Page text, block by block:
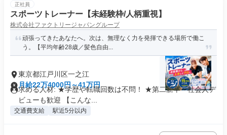
正社員
スポーツトレーナー【未経験枠/人柄重視】
株式会社ファクトリージャパングループ
頑張ってきたあなたへ。次は、無理なく力を発揮できる場所で働こ
う。【平均年齢28歳／髪色自由...
東京都江戸川区一之江
月給22万4000円～41万円
求める人材: ★学歴や転職回数は不問！ ★第二新卒・社会人デ
ビューも歓迎 【こんな...
交通費支給 駅近5分以内